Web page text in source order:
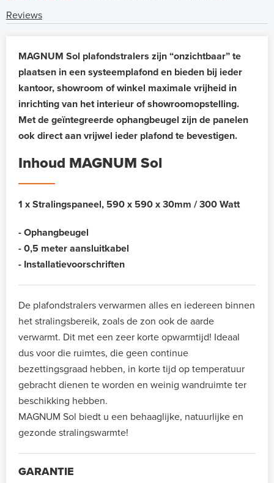
Reviews
MAGNUM Sol plafondstralers zijn “onzichtbaar” te
plaatsen in een systeemplafond en bieden bij ieder
kantoor, showroom of winkel maximale vrijheid in
inrichting van het interieur of showroomopstelling.
Met de geïntegreerde ophangbeugel zijn de panelen
ook direct aan vrijwel ieder plafond te bevestigen.
Inhoud MAGNUM Sol
1 x Stralingspaneel, 590 x 590 x 30mm / 300 Watt
- Ophangbeugel
- 0,5 meter aansluitkabel
- Installatievoorschriften
De plafondstralers verwarmen alles en iedereen binnen
het stralingsbereik, zoals de zon ook de aarde
verwarmt. Dit met een zeer korte opwarmtijd! Ideaal
dus voor die ruimtes, die geen continue
bezettingsgraad hebben, in korte tijd op temperatuur
gebracht dienen te worden en weinig wandruimte ter
beschikking hebben.
MAGNUM Sol biedt u een behaaglijke, natuurlijke en
gezonde stralingswarmte!
GARANTIE